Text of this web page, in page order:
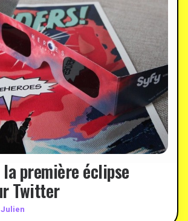
première éclipse
Twitter
Julien